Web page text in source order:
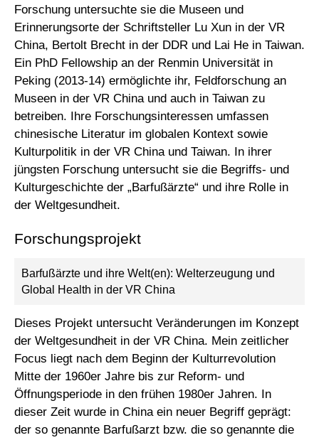
Forschung untersuchte sie die Museen und
Erinnerungsorte der Schriftsteller Lu Xun in der VR
China, Bertolt Brecht in der DDR und Lai He in Taiwan.
Ein PhD Fellowship an der Renmin Universität in
Peking (2013-14) ermöglichte ihr, Feldforschung an
Museen in der VR China und auch in Taiwan zu
betreiben. Ihre Forschungsinteressen umfassen
chinesische Literatur im globalen Kontext sowie
Kulturpolitik in der VR China und Taiwan. In ihrer
jüngsten Forschung untersucht sie die Begriffs- und
Kulturgeschichte der „Barfußärzte“ und ihre Rolle in
der Weltgesundheit.
Forschungsprojekt
Barfußärzte und ihre Welt(en): Welterzeugung und
Global Health in der VR China
Dieses Projekt untersucht Veränderungen im Konzept
der Weltgesundheit in der VR China. Mein zeitlicher
Focus liegt nach dem Beginn der Kulturrevolution
Mitte der 1960er Jahre bis zur Reform- und
Öffnungsperiode in den frühen 1980er Jahren. In
dieser Zeit wurde in China ein neuer Begriff geprägt:
der so genannte Barfußarzt bzw. die so genannte die